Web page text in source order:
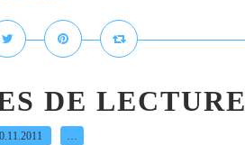
DE LECTURE
…